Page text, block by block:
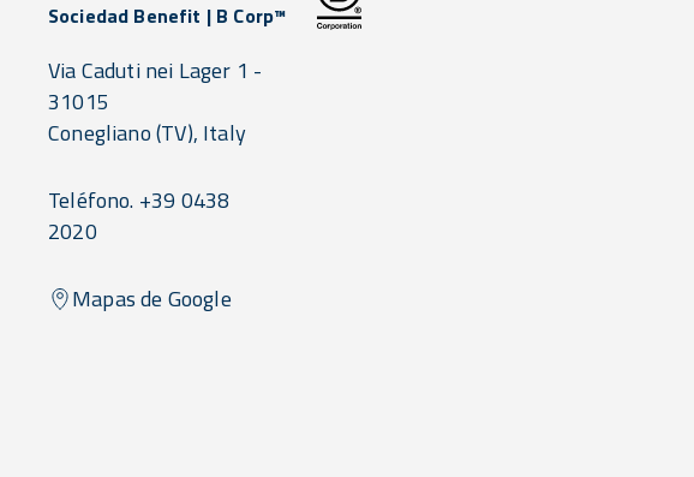
Sociedad Benefit | B Corp™
Via Caduti nei Lager 1 -
31015
Conegliano(TV), Italy
Teléfono. +39 0438
2020
Mapas de Google